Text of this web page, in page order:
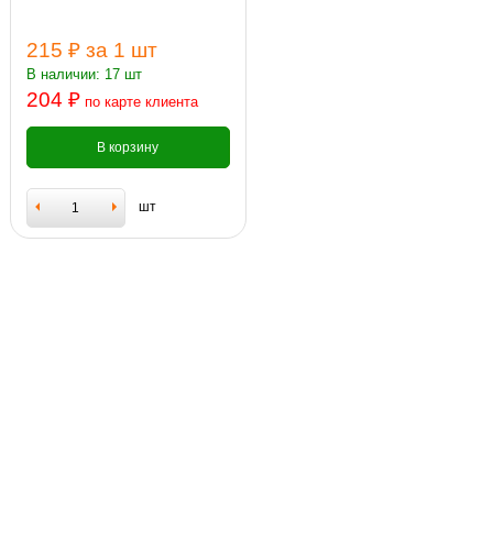
215 ₽ за 1 шт
В наличии: 17 шт
204 ₽ по карте клиента
В корзину
шт